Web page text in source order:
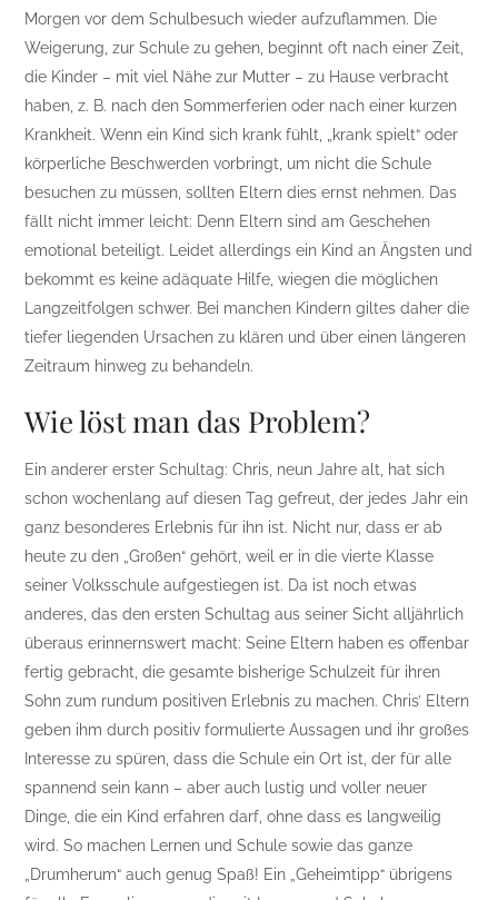
Morgen vor dem Schulbesuch wieder aufzuflammen. Die
Weigerung, zur Schule zu gehen, beginnt oft nach einer Zeit,
die Kinder – mit viel Nähe zur Mutter – zu Hause verbracht
haben, z. B. nach den Sommerferien oder nach einer kurzen
Krankheit. Wenn ein Kind sich krank fühlt, „krank spielt“ oder
körperliche Beschwerden vorbringt, um nicht die Schule
besuchen zu müssen, sollten Eltern dies ernst nehmen. Das
fällt nicht immer leicht: Denn Eltern sind am Geschehen
emotional beteiligt. Leidet allerdings ein Kind an Ängsten und
bekommt es keine adäquate Hilfe, wiegen die möglichen
Langzeitfolgen schwer. Bei manchen Kindern giltes daher die
tiefer liegenden Ursachen zu klären und über einen längeren
Zeitraum hinweg zu behandeln.
Wie löst man das Problem?
Ein anderer erster Schultag: Chris, neun Jahre alt, hat sich
schon wochenlang auf diesen Tag gefreut, der jedes Jahr ein
ganz besonderes Erlebnis für ihn ist. Nicht nur, dass er ab
heute zu den „Großen“ gehört, weil er in die vierte Klasse
seiner Volksschule aufgestiegen ist. Da ist noch etwas
anderes, das den ersten Schultag aus seiner Sicht alljährlich
überaus erinnernswert macht: Seine Eltern haben es offenbar
fertig gebracht, die gesamte bisherige Schulzeit für ihren
Sohn zum rundum positiven Erlebnis zu machen. Chris’ Eltern
geben ihm durch positiv formulierte Aussagen und ihr großes
Interesse zu spüren, dass die Schule ein Ort ist, der für alle
spannend sein kann – aber auch lustig und voller neuer
Dinge, die ein Kind erfahren darf, ohne dass es langweilig
wird. So machen Lernen und Schule sowie das ganze
„Drumherum“ auch genug Spaß! Ein „Geheimtipp“ übrigens